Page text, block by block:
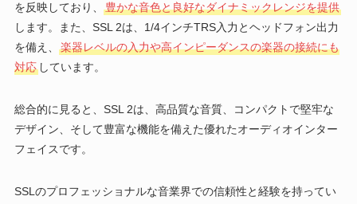
を反映しており、
豊かな音色と良好なダイナミックレンジを提供
します。また、SSL 2は、1/4インチTRS入力とヘッドフォン出力
を備え、
楽器レベルの入力や高インピーダンスの楽器の接続にも
対応しています。
総合的に見ると、SSL 2は、高品質な音質、コンパクトで堅牢な
デザイン、そして豊富な機能を備えた優れたオーディオインター
フェイスです。
SSLのプロフェッショナルな音業界での信頼性と経験を持ってい